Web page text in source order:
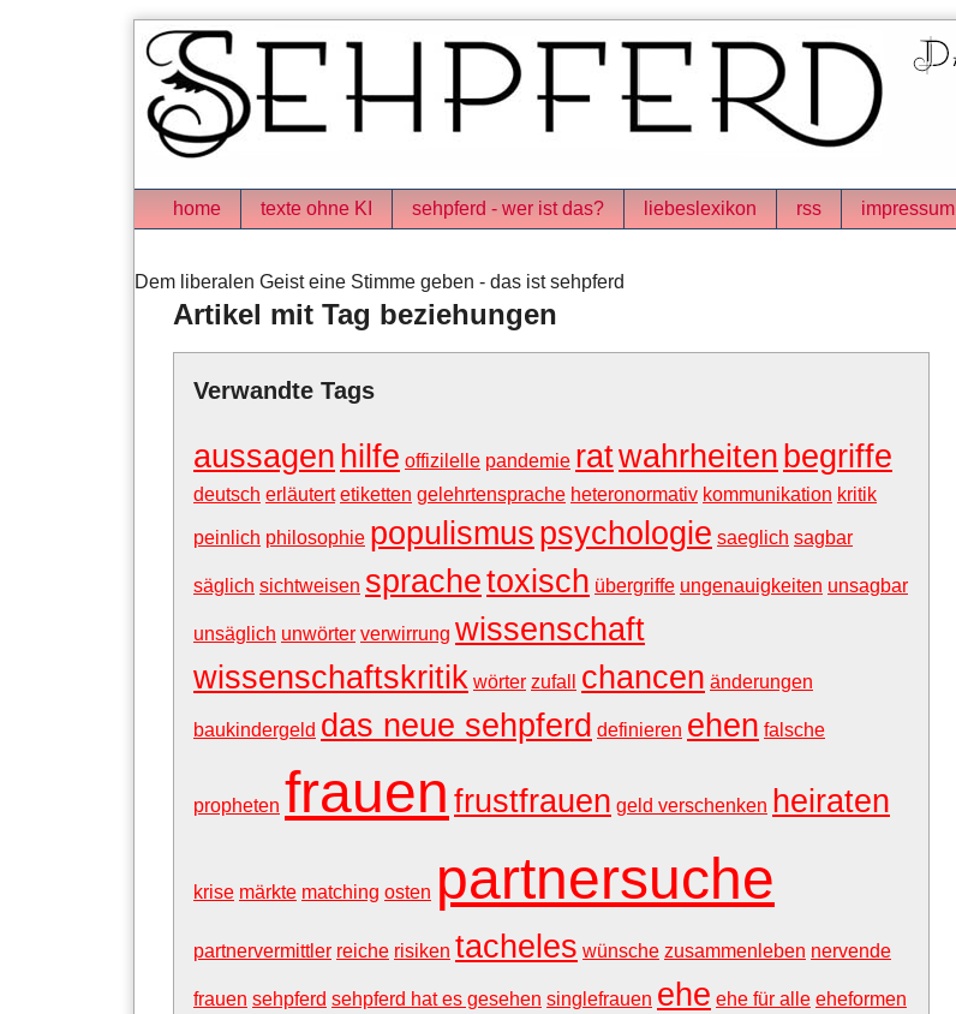
Navigation
home texte ohne KI sehpferd - wer ist das? liebeslexikon rss impressum
Dem liberalen Geist eine Stimme geben - das ist sehpferd
Artikel mit Tag beziehungen
Verwandte Tags
aussagen hilfe offizilelle pandemie ratwahrheiten begriffe
deutsch erläutert etiketten gelehrtensprache heteronormativ kommunikation kritik
peinlich philosophie populismus psychologie saeglich sagbar
säglich sichtweisen sprachetoxisch übergriffe ungenauigkeiten unsagbar
unsäglich unwörter verwirrung wissenschaft
wissenschaftskritik wörter zufall chancen änderungen
baukindergeld das neue sehpferd definieren ehen falsche
propheten frauen frustfrauen geld verschenken heiraten
krise märkte matching osten partnersuche
partnervermittler reiche risiken tacheles wünsche zusammenleben nervende
frauen sehpferd sehpferd hat es gesehen singlefrauen ehe ehe für alle eheformen